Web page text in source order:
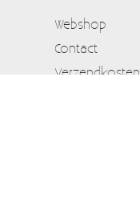
Webshop
Contact
Verzendkosten